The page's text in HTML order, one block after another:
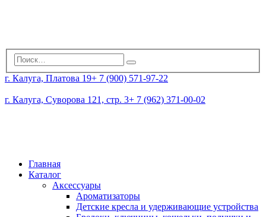
г. Калуга, Платова 19+ 7 (900) 571-97-22
г. Калуга, Суворова 121, стр. 3+ 7 (962) 371-00-02
Главная
Каталог
Аксессуары
Ароматизаторы
Детские кресла и удерживающие устройства